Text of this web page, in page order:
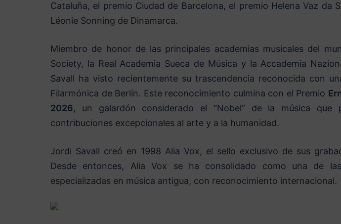
Cataluña, el premio Ciudad de Barcelona, el premio Helena Vaz da
Léonie Sonning de Dinamarca.
Miembro de honor de las principales academias musicales del
Society, la Real Academia Sueca de Música y la Accademia
Savall ha visto recientemente su trascendencia reconocida con
Filarmónica de Berlín. Este reconocimiento culmina con el Premio
2026, un galardón considerado el “Nobel” de la música que
contribuciones excepcionales al arte y a la humanidad.
Jordi Savall creó en 1998 Alia Vox, el sello exclusivo de sus
Desde entonces, Alia Vox se ha consolidado como una de
especializadas en música antigua, con reconocimiento internacional.